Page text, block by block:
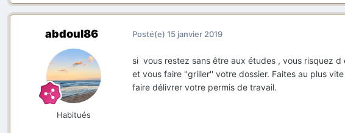
abdoul86
Habitués
Posté(e) 15 janvier 2019
si vous restez sans être aux études , vous risquez
et vous faire ''griller'' votre dossier. Faites au plus
faire délivrer votre permis de travail.